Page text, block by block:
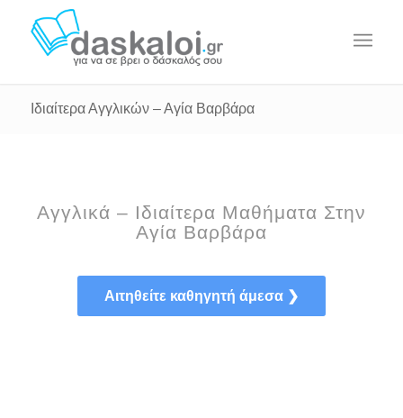
Ιδιαίτερα Αγγλικών – Αγία Βαρβάρα
Αγγλικά – Ιδιαίτερα Μαθήματα Στην
Αγία Βαρβάρα
Αιτηθείτε καθηγητή άμεσα ❯